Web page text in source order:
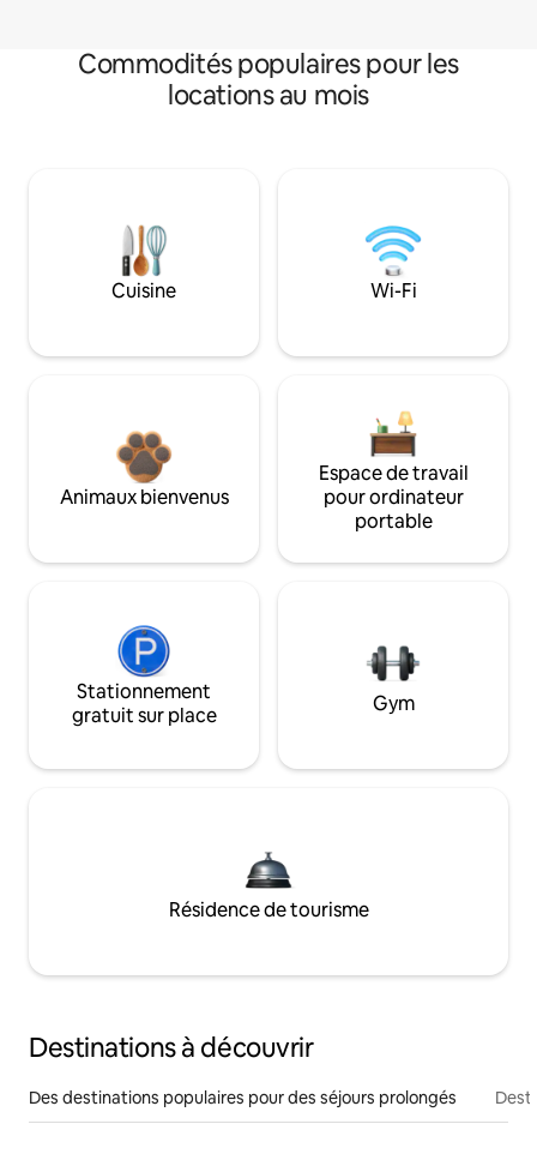
Commodités populaires pour les
locations au mois
Cuisine Wi-Fi
Animaux bienvenus
Espace de travail
pour ordinateur
portable
Stationnement
gratuit sur place
Gym
Résidence de tourisme
Destinations à découvrir
Des destinations populaires pour des séjours prolongés